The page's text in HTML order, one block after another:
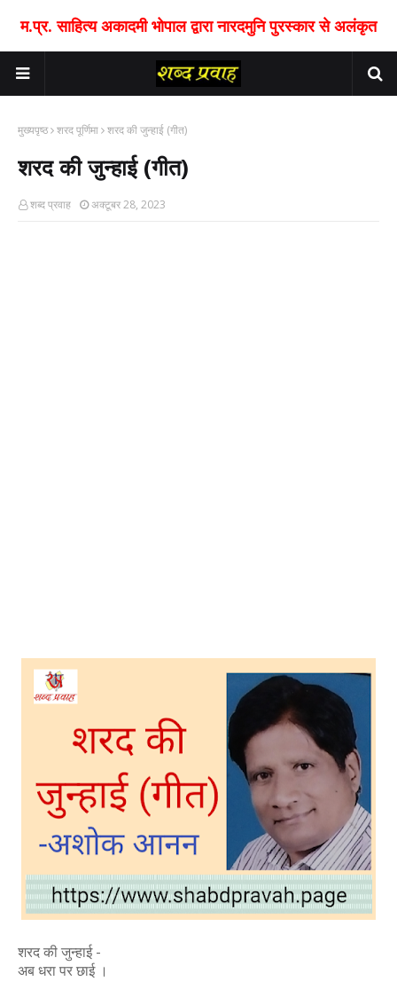
म.प्र. साहित्य अकादमी भोपाल द्वारा नारदमुनि पुरस्कार से अलंकृत
मुख्यपृष्ठ शरद पूर्णिमा शरद की जुन्हाई (गीत)
शरद की जुन्हाई (गीत)
शब्द प्रवाह अक्टूबर 28, 2023
शरद की जुन्हाई -
अब धरा पर छाई ।